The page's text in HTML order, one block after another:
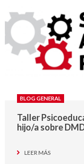
BLOG GENERAL
Taller
hijo/a sobre
LEER MÁS